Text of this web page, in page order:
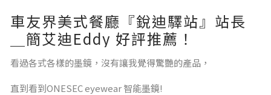
墨鏡對我們來說，在任何風格都是非常
車友界美式餐廳『銳迪驛站』站長
＿簡艾迪Eddy 好評推薦！
看過各式各樣的墨鏡，沒有讓我覺得驚艷的產品，
直到看到ONESEC eyewear 智能墨鏡!